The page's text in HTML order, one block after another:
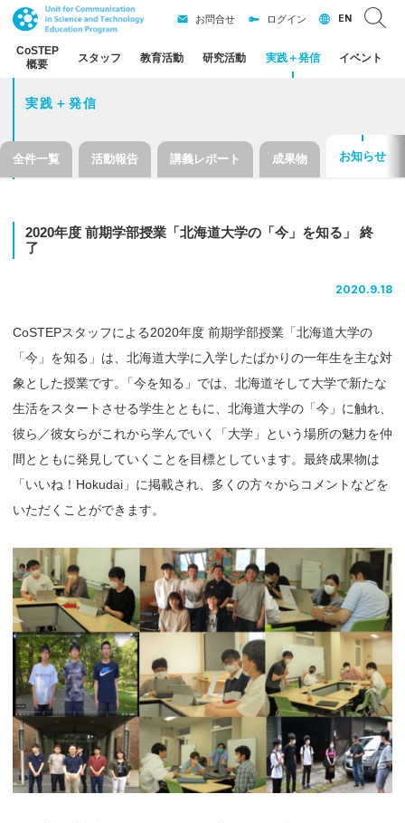
CoSTEP
概要
スタッフ 教育活動 研究活動 実践＋発信 イベント
お問合せ ログイン EN
実践＋発信
全件一覧 活動報告 講義レポート 成果物 お知らせ
2020年度 前期学部授業 「北海道大学の 「今」を知る」
終
了
2020.9.18
CoSTEPスタッフによる2020年度 前期学部授業「北海道大学の
「今」を知る」は、北海道大学に入学したばかりの一年生を主な対
象とした授業です。
「今を知る」では、北海道そして大学で新たな
生活をスタートさせる学生とともに、北海道大学の「今」に触れ、
彼ら／彼女らがこれから学んでいく「大学」という場所の魅力を仲
間とともに発見していくことを目標としています。最終成果物は
「いいね！Hokudai」に掲載され、多くの方々からコメントなどを
いただくことができます。